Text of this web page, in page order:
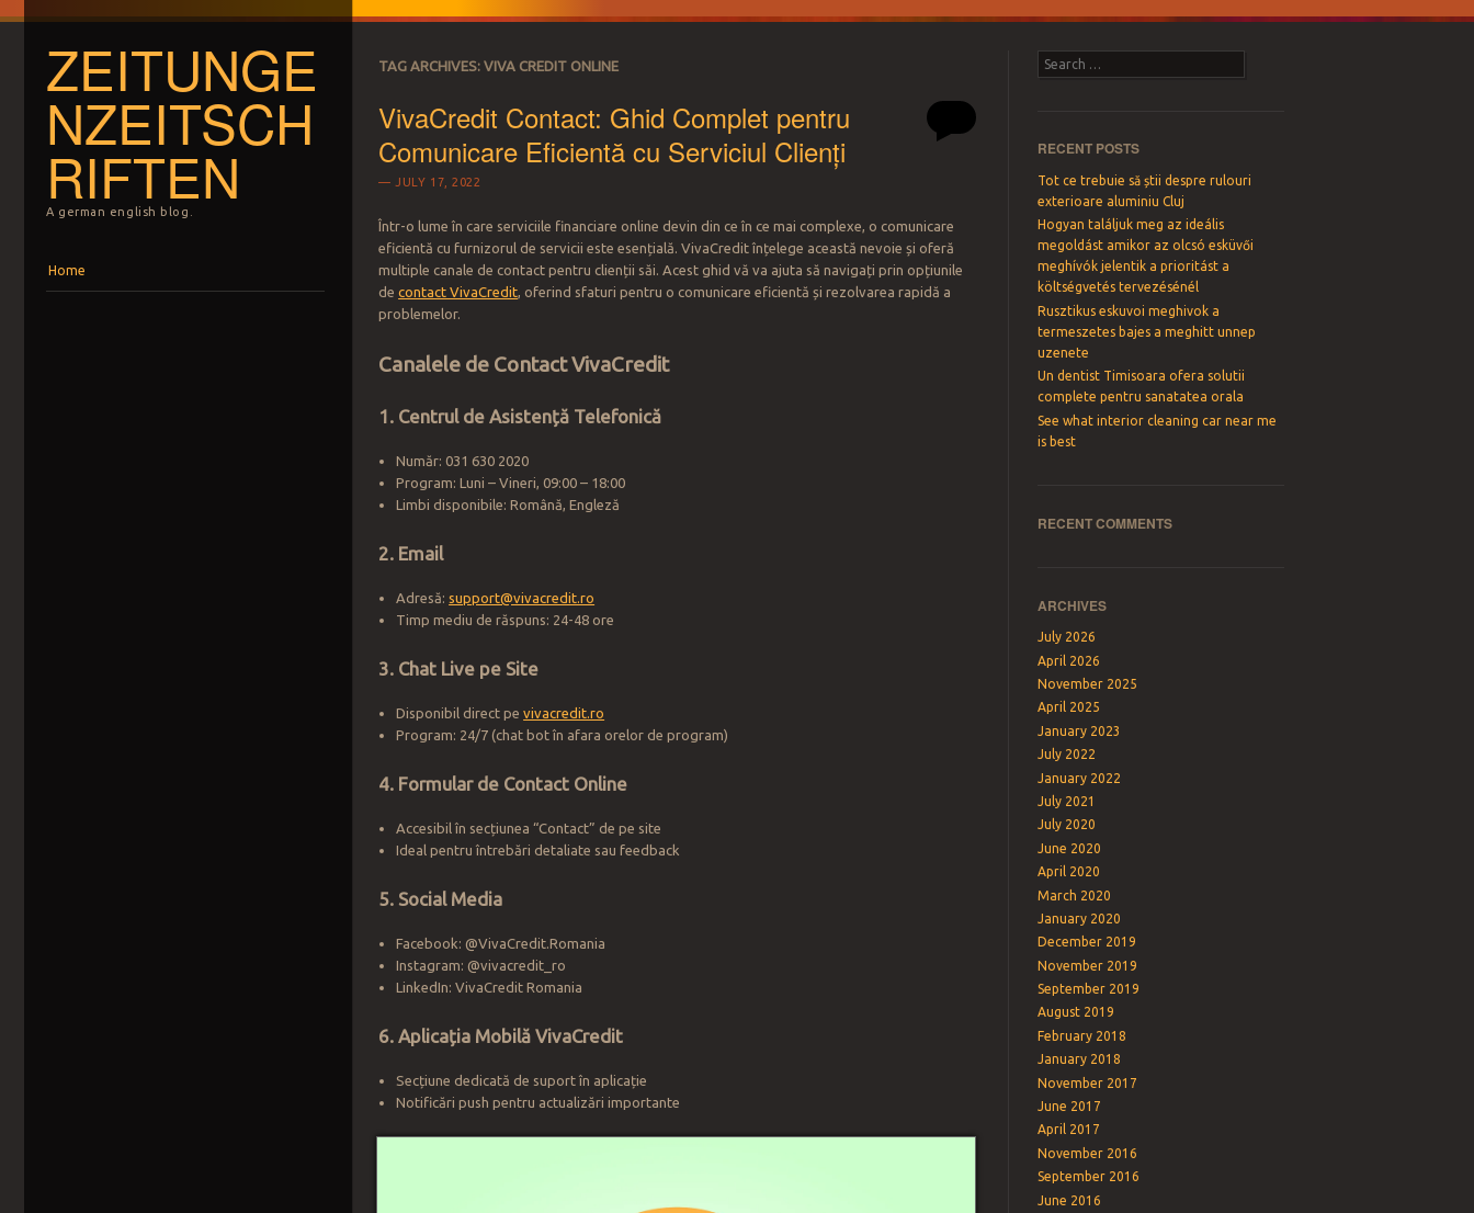
ZEITUNGE
NZEITSCH
RIFTEN
A german english blog.
Home
TAG ARCHIVES:VIVA CREDIT ONLINE
VivaCredit Contact: Ghid Complet pentru
Comunicare Eficientă cu Serviciul Clienți
JULY 17, 2022
Într-o lume în care serviciile financiare online devin din ce în ce mai complexe, o comunicare
eficientă cu furnizorul de servicii este esențială. VivaCredit înțelege această nevoie și oferă
multiple canale de contact pentru clienții săi. Acest ghid vă va ajuta să navigați prin opțiunile
decontact VivaCredit, oferind sfaturi pentru o comunicare eficientă și rezolvarea rapidă a
problemelor.
Canalele de Contact VivaCredit
1. Centrul de Asistență Telefonică
Număr: 031 630 2020
Program: Luni – Vineri, 09:00 – 18:00
Limbi disponibile: Română, Engleză
2. Email
Adresă:support@vivacredit.ro
Timp mediu de răspuns: 24-48 ore
3. Chat Live pe Site
Disponibil direct pevivacredit.ro
Program: 24/7 (chat bot în afara orelor de program)
4. Formular de Contact Online
Accesibil în secțiunea “Contact” de pe site
Ideal pentru întrebări detaliate sau feedback
5. Social Media
Facebook: @VivaCredit.Romania
Instagram: @vivacredit_ro
LinkedIn: VivaCredit Romania
6. Aplicația Mobilă VivaCredit
Secțiune dedicată de suport în aplicație
Notificări push pentru actualizări importante
Search
RECENT POSTS
Tot ce trebuie să știi despre rulouri
exterioare aluminiu Cluj
Hogyan találjuk meg az ideális
megoldást amikor az olcsó esküvői
meghívók jelentik a prioritást a
költségvetés tervezésénél
Rusztikus eskuvoi meghivok a
termeszetes bajes a meghitt unnep
uzenete
Un dentist Timisoara ofera solutii
complete pentru sanatatea orala
See what interior cleaning car near me
is best
RECENT COMMENTS
ARCHIVES
July 2026
April 2026
November 2025
April 2025
January 2023
July 2022
January 2022
July 2021
July 2020
June 2020
April 2020
March 2020
January 2020
December 2019
November 2019
September 2019
August 2019
February 2018
January 2018
November 2017
June 2017
April 2017
November 2016
September 2016
June 2016